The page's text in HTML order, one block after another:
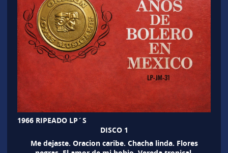
1966 RIPEADO LP´S
DISCO 1
Me dejaste. Oracion caribe. Chacha linda. Flores